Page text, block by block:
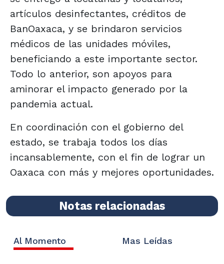
artículos desinfectantes, créditos de
BanOaxaca, y se brindaron servicios
médicos de las unidades móviles,
beneficiando a este importante sector.
Todo lo anterior, son apoyos para
aminorar el impacto generado por la
pandemia actual.
En coordinación con el gobierno del
estado, se trabaja todos los días
incansablemente, con el fin de lograr un
Oaxaca con más y mejores oportunidades.
Notas relacionadas
Al Momento Mas Leídas